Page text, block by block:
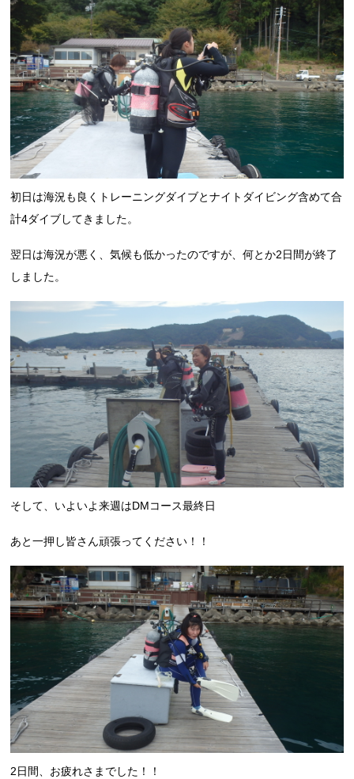
初日は海況も良くトレーニングダイブとナイトダイビング含めて合
計4ダイブしてきました。
翌日は海況が悪く、気候も低かったのですが、何とか2日間が終了
しました。
そして、いよいよ来週はDMコース最終日
あと一押し皆さん頑張ってください！！
2日間、お疲れさまでした！！